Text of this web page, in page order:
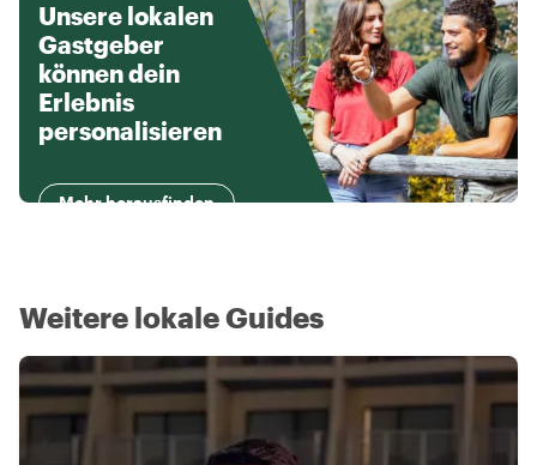
Unsere lokalen
Gastgeber
können dein
Erlebnis
personalisieren
Mehr herausfinden
Weitere lokale Guides